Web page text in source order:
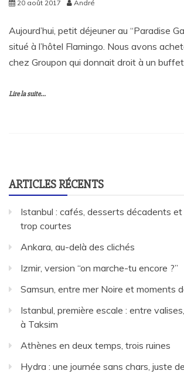
20 août 2017 André
Aujourd’hui, petit déjeuner au “Paradise
situé à l’hôtel Flamingo. Nous avons
chez Groupon qui donnait droit à un
Lire la suite...
ARTICLES RÉCENTS
Istanbul : cafés, desserts décadents
trop courtes
Ankara, au-delà des clichés
Izmir, version “on marche-tu encore ?”
Samsun, entre mer Noire et moments
Istanbul, première escale : entre
à Taksim
Athènes en deux temps, trois ruines
Hydra : une journée sans chars, juste